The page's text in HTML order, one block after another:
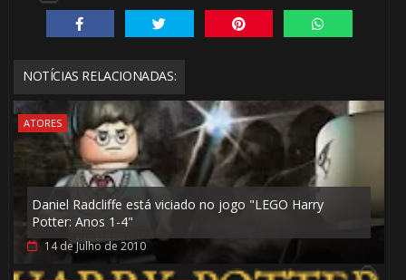
NOTÍCIAS RELACIONADAS:
ATORES
Daniel Radcliffe está viciado no jogo "LEGO Harry
Potter: Anos 1-4"
14 de Julho de 2010